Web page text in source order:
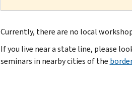
Currently, there are no local
If you live near a state line, please
seminars in nearby cities of the